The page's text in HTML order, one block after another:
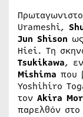
Urameshi,
Jun Shison
Hiei. Τη
Tsukikawa,
Mishima που
Yoshihiro
τον Akira
παρελθόν